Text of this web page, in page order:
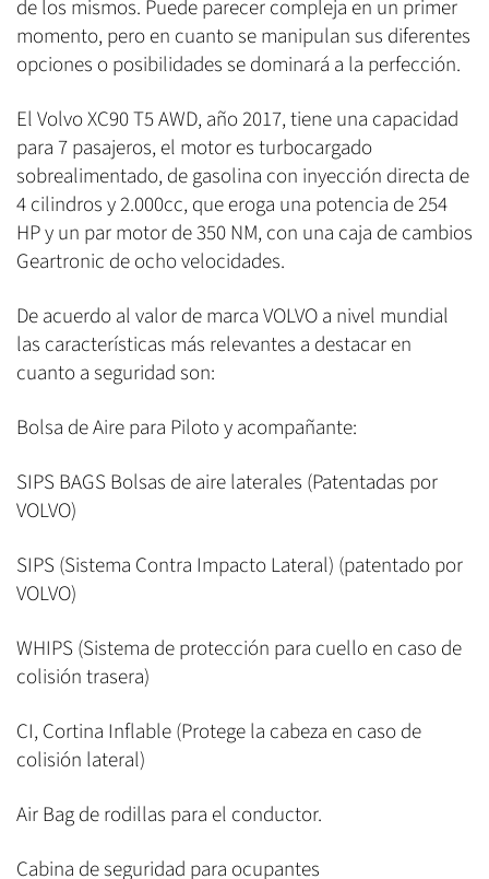
de los mismos. Puede parecer compleja en un primer
momento, pero en cuanto se manipulan sus diferentes
opciones o posibilidades se dominará a la perfección.
El Volvo XC90 T5 AWD, año 2017, tiene una capacidad
para 7 pasajeros, el motor es turbocargado
sobrealimentado, de gasolina con inyección directa de
4 cilindros y 2.000cc, que eroga una potencia de 254
HP y un par motor de 350 NM, con una caja de cambios
Geartronic de ocho velocidades.
De acuerdo al valor de marca VOLVO a nivel mundial
las características más relevantes a destacar en
cuanto a seguridad son:
Bolsa de Aire para Piloto y acompañante:
SIPS BAGS Bolsas de aire laterales (Patentadas por
VOLVO)
SIPS (Sistema Contra Impacto Lateral) (patentado por
VOLVO)
WHIPS (Sistema de protección para cuello en caso de
colisión trasera)
CI, Cortina Inflable (Protege la cabeza en caso de
colisión lateral)
Air Bag de rodillas para el conductor.
Cabina de seguridad para ocupantes